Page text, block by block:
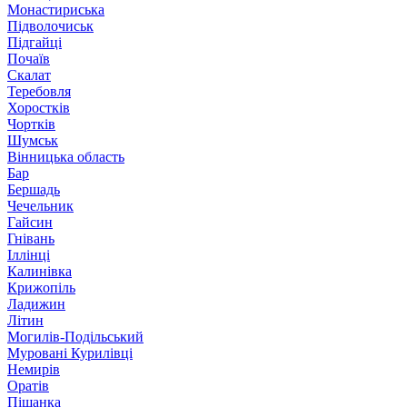
Монастириська
Підволочиськ
Підгайці
Почаїв
Скалат
Теребовля
Хоростків
Чортків
Шумськ
Вінницька область
Бар
Бершадь
Чечельник
Гайсин
Гнівань
Іллінці
Калинівка
Крижопіль
Ладижин
Літин
Могилів-Подільський
Муровані Курилівці
Немирів
Оратів
Піщанка